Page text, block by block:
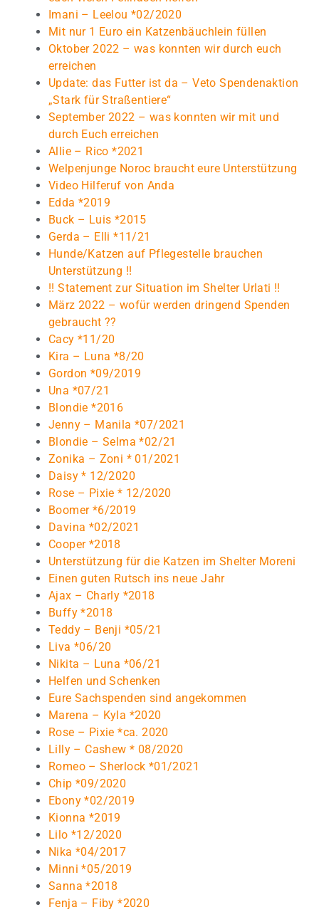
Imani – Leelou *02/2020
Mit nur 1 Euro ein Katzenbäuchlein füllen
Oktober 2022 – was konnten wir durch euch
erreichen
Update: das Futter ist da – Veto Spendenaktion
„Stark für Straßentiere“
September 2022 – was konnten wir mit und
durch Euch erreichen
Allie – Rico *2021
Welpenjunge Noroc braucht eure Unterstützung
Video Hilferuf von Anda
Edda *2019
Buck – Luis *2015
Gerda – Elli *11/21
Hunde/Katzen auf Pflegestelle brauchen
Unterstützung !!
!! Statement zur Situation im Shelter Urlati !!
März 2022 – wofür werden dringend Spenden
gebraucht ??
Cacy *11/20
Kira – Luna *8/20
Gordon *09/2019
Una *07/21
Blondie *2016
Jenny – Manila *07/2021
Blondie – Selma *02/21
Zonika – Zoni * 01/2021
Daisy * 12/2020
Rose – Pixie * 12/2020
Boomer *6/2019
Davina *02/2021
Cooper *2018
Unterstützung für die Katzen im Shelter Moreni
Einen guten Rutsch ins neue Jahr
Ajax – Charly *2018
Buffy *2018
Teddy – Benji *05/21
Liva *06/20
Nikita – Luna *06/21
Helfen und Schenken
Eure Sachspenden sind angekommen
Marena – Kyla *2020
Rose – Pixie *ca. 2020
Lilly – Cashew * 08/2020
Romeo – Sherlock *01/2021
Chip *09/2020
Ebony *02/2019
Kionna *2019
Lilo *12/2020
Nika *04/2017
Minni *05/2019
Sanna *2018
Fenja – Fiby *2020